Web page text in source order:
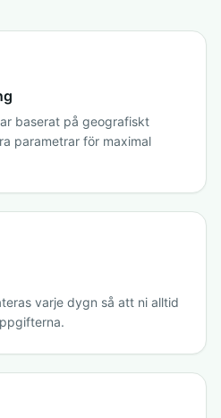
baserat på geografiskt
parametrar för maximal
varje dygn så att ni alltid